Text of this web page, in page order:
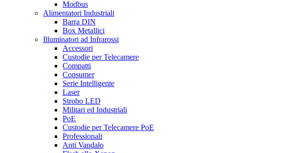
Modbus
Alimentatori Industriali
Barra DIN
Box Metallici
Illuminatori ad Infrarossi
Accessori
Custodie per Telecamere
Compatti
Consumer
Serie Intelligente
Laser
Strobo LED
Militari ed Industriali
PoE
Custodie per Telecamere PoE
Professionali
Anti Vandalo